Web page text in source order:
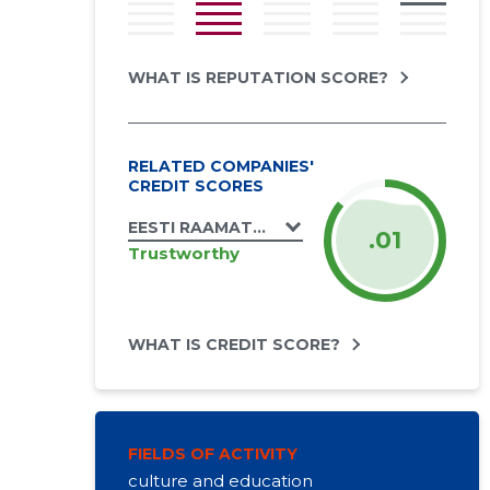
WHAT IS REPUTATION SCORE?
RELATED COMPANIES'
CREDIT SCORES
EESTI RAAMATUKOGUVÕRGU
Trustworthy .01
WHAT IS CREDIT SCORE?
FIELDS OF ACTIVITY
culture and education